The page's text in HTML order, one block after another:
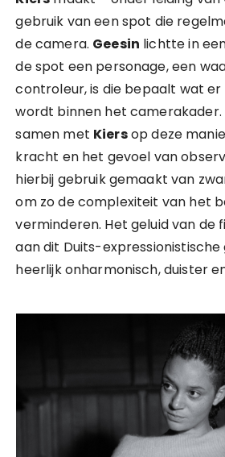
gebruik van een spot die
de camera. Geesin lichtte in
de spot een personage, een
controleur, is die bepaalt wat er
wordt binnen het camerakader.
samen met Kiersop deze
kracht en het gevoel van
hierbij gebruik gemaakt van
om zo de complexiteit van het
verminderen. Het geluid van de
aan dit Duits-expressionistische
heerlijk onharmonisch, duister